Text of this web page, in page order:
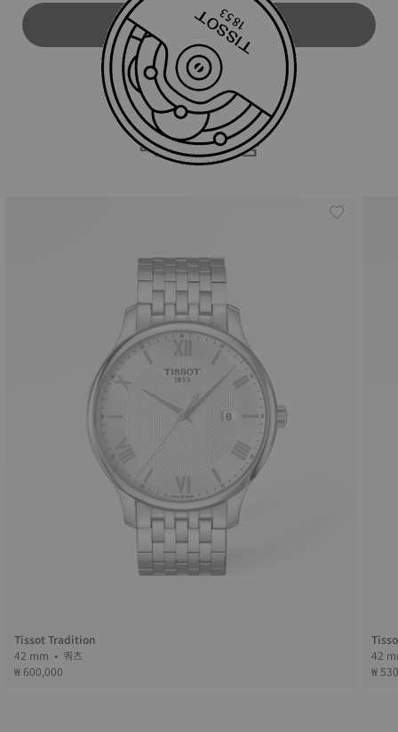
사용자 설명서 다운로드
비슷한 상품
Tissot Tradition
42 mm • 쿼츠
₩ 600,000
₩